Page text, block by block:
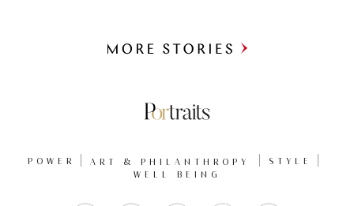
POWER ART & PHILANTHROPY
STYLE
WELL BEING